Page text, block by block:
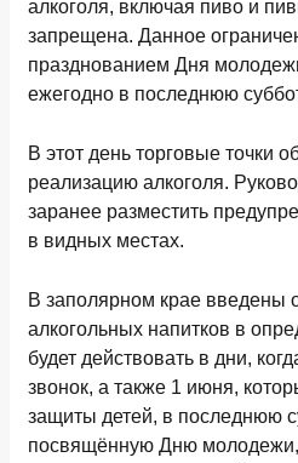
алкоголя, включая пиво и
запрещена. Данное
празднованием Дня
ежегодно в последнюю
В этот день торговые точки
реализацию алкоголя.
заранее разместить
в видных местах.
В заполярном крае введены
алкогольных напитков в
будет действовать в дни,
звонок, а также 1 июня,
защиты детей, в последнюю
посвящённую Дню молодежи,